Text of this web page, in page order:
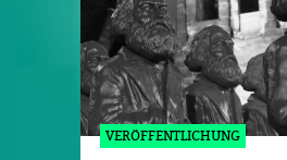
VERÖFFENTLICHUNG